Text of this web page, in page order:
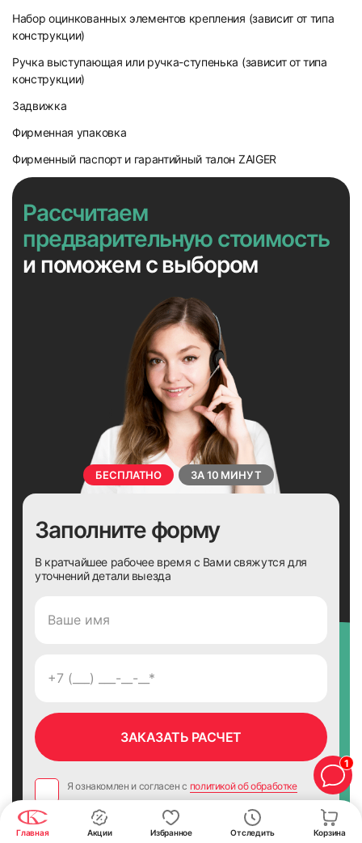
Главная Акции Отследить
Избранное Корзина
Набор оцинкованных элементов крепления (зависит от типа
конструкции)
Ручка выступающая или ручка-ступенька (зависит от типа
конструкции)
Задвижка
Фирменная упаковка
Фирменный паспорт и гарантийный талон ZAIGER
БЕСПЛАТНО ЗА 10 МИНУТ
Рассчитаем
предварительную стоимость
и поможем с выбором
Заполните форму
В кратчайшее рабочее время с Вами свяжутся для
уточнений детали выезда
Я ознакомлен и согласен с политикой об обработке
персональных данных
Поле обязательно для заполнения
1